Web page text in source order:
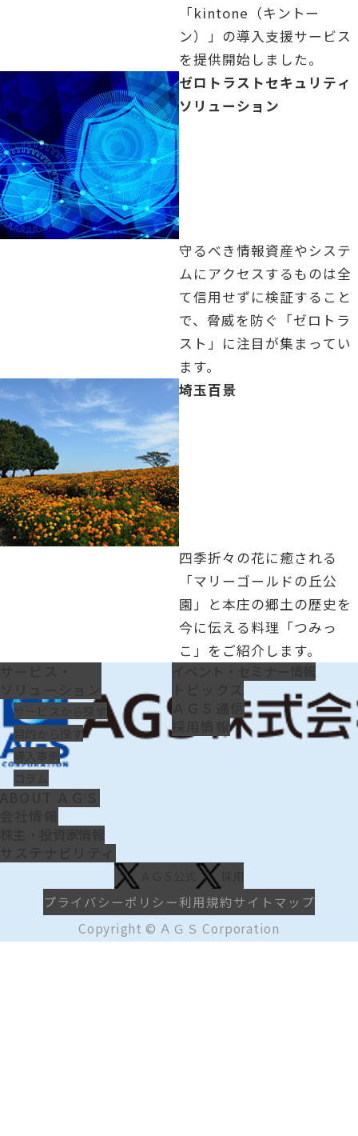
「kintone（キントー
ン）」の導入支援サービス
を提供開始しました。
「」の記事を読む
ゼロトラストセキュリティ
ソリューション
守るべき情報資産やシステ
ムにアクセスするものは全
て信用せずに検証すること
で、脅威を防ぐ「ゼロトラ
スト」に注目が集まってい
ます。
「」の記事を読む
埼玉百景
四季折々の花に癒される
「マリーゴールドの丘公
園」と本庄の郷土の歴史を
今に伝える料理「つみっ
こ」をご紹介します。
ソリューション
サービスから探す
目的から探す
導入事例
株主・投資家情報
イベント・セミナー情報
ＡＧＳ通信
プライバシーポリシー利用規約サイトマップ
Copyright © ＡＧＳ Corporation